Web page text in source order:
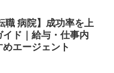
職 病院】成功率を上
イド｜給与・仕事内
エージェント